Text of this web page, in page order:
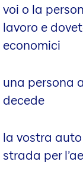
voi o la
lavoro e
economici
una persona
decede
la vostra
strada per